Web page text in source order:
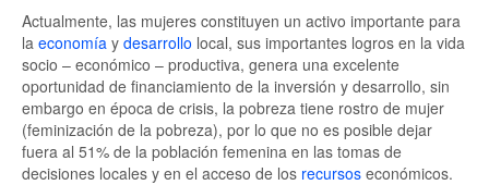
Actualmente, las mujeres constituyen un activo importante para
la economía y desarrollo local, sus importantes logros en la vida
socio – económico – productiva, genera una excelente
oportunidad de financiamiento de la inversión y desarrollo, sin
embargo en época de crisis, la pobreza tiene rostro de mujer
(feminización de la pobreza), por lo que no es posible dejar
fuera al 51% de la población femenina en las tomas de
decisiones locales y en el acceso de los recursos económicos.